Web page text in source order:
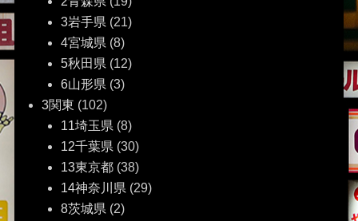
ョ
ン
3岩手県 (21)
4宮城県 (8)
5秋田県 (12)
6山形県 (3)
3関東 (102)
11埼玉県 (8)
12千葉県 (30)
13東京都(38)
14神奈川県 (29)
8茨城県 (2)